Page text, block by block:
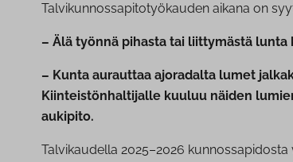
Talvikunnossapitotyökauden aikana on
– Älä työnnä pihasta tai liittymästä lunta
– Kunta aurauttaa ajoradalta lumet
Kiinteistönhaltijalle kuuluu näiden
aukipito.
Talvikaudella 2025–2026